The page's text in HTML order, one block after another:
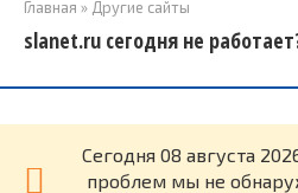
Главная » Другие сайты
slanet.ru сегодня не
Cегодня 08 августа
проблем мы не